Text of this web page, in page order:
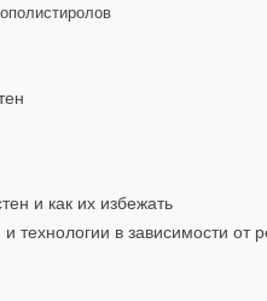
и как их избежать
технологии в зависимости от